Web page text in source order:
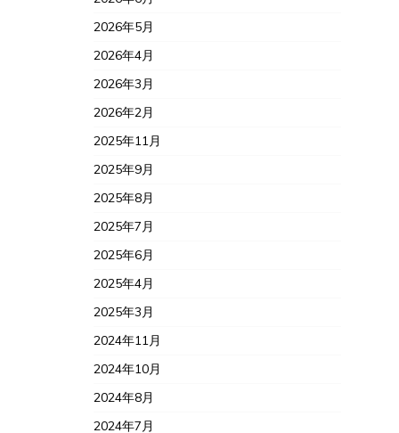
2026年5月
2026年4月
2026年3月
2026年2月
2025年11月
2025年9月
2025年8月
2025年7月
2025年6月
2025年4月
2025年3月
2024年11月
2024年10月
2024年8月
2024年7月